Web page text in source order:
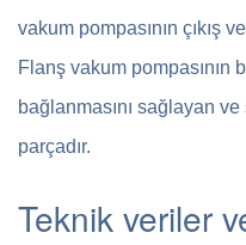
vakum pompasının çıkış
Flanş vakum pompasının
bağlanmasını sağlayan
parçadır.
Teknik veriler